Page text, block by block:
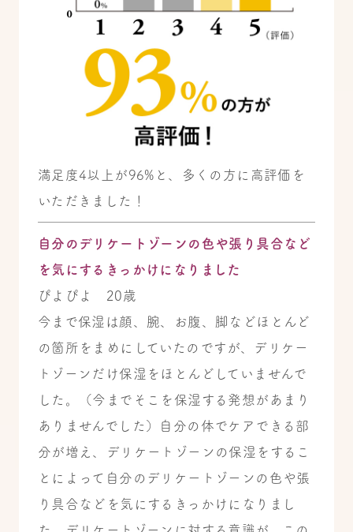
満足度4以上が96%と、多くの方に高評価を
いただきました！
自分のデリケートゾーンの色や張り具合など
を気にするきっかけになりました
ぴよぴよ 20歳
今まで保湿は顔、腕、お腹、脚などほとんど
の箇所をまめにしていたのですが、デリケー
トゾーンだけ保湿をほとんどしていませんで
した。（今までそこを保湿する発想があまり
ありませんでした）自分の体でケアできる部
分が増え、デリケートゾーンの保湿をするこ
とによって自分のデリケートゾーンの色や張
り具合などを気にするきっかけになりまし